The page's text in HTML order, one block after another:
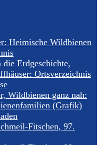
Heimische Wildbienen
Erdgeschichte,
Ortsverzeichnis
Wildbienen ganz nah:
(Grafik)
Fitschen, 97.